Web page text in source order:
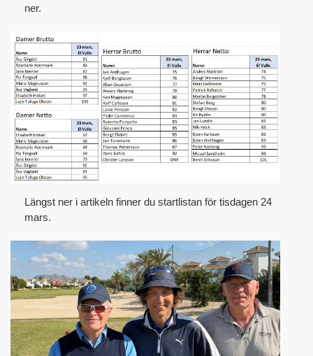
ner.
Längst ner i artikeln finner du startlistan för tisdagen 24
mars.